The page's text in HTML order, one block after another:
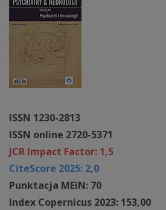
ISSN 1230-2813
ISSN online 2720-5371
JCR Impact Factor: 1,5
CiteScore 2025: 2,0
Punktacja MEiN: 70
Index Copernicus 2023: 153,00